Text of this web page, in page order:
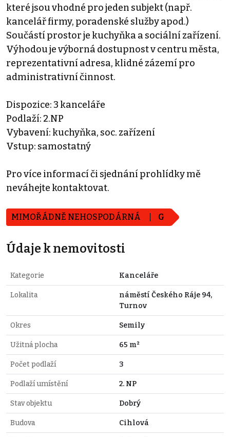
které jsou vhodné pro jeden subjekt (např.
kancelář firmy, poradenské služby apod.)
Součástí prostor je kuchyňka a sociální zařízení.
Výhodou je výborná dostupnost v centru města,
reprezentativní adresa, klidné zázemí pro
administrativní činnost.
Dispozice: 3 kanceláře
Podlaží: 2.NP
Vybavení: kuchyňka, soc. zařízení
Vstup: samostatný
Pro více informací či sjednání prohlídky mě
neváhejte kontaktovat.
MIMOŘÁDNĚ NEHOSPODÁRNÁ G
Údaje k nemovitosti
Kategorie Kanceláře
Lokalita
náměstí Českého Ráje 94,
Turnov
Okres Semily
Užitná plocha 65 m²
Počet podlaží 3
Podlaží umístění 2. NP
Stav objektu Dobrý
Budova Cihlová